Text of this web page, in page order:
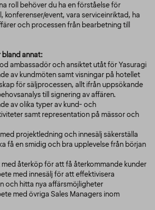
roll behöver du ha en förståelse för
konferenser/event, vara serviceinriktad, ha
och processen från bearbetning till
bland annat:
ambassadör och ansiktet utåt för Yasuragi
av kundmöten samt visningar på hotellet
för säljprocessen, allt ifrån uppsökande
till signering av affären.
av olika typer av kund- och
samt representation på mässor och
projektledning och innesälj säkerställa
få en smidig och bra upplevelse från början
återköp för att få återkommande kunder
med innesälj för att effektivisera
och hitta nya affärsmöjligheter
med övriga Sales Managers inom